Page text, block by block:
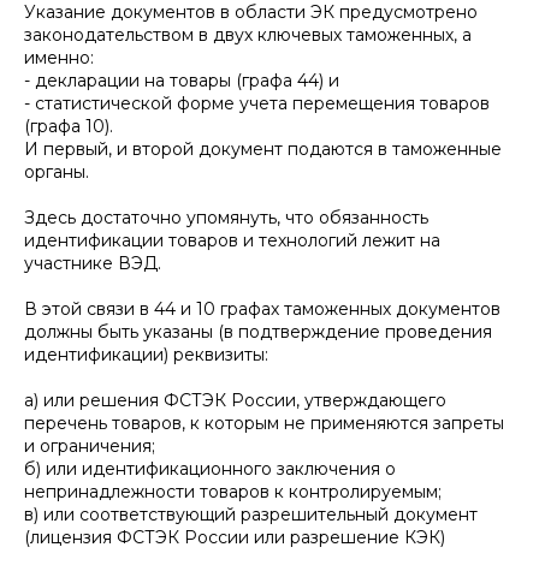
Указание документов в области ЭК предусмотрено
законодательством в двух ключевых таможенных, а
именно:
- декларации на товары (графа 44) и
- статистической форме учета перемещения товаров
(графа 10).
И первый, и второй документ подаются в таможенные
органы.
Здесь достаточно упомянуть, что обязанность
идентификации товаров и технологий лежит на
участнике ВЭД.
В этой связи в 44 и 10 графах таможенных документов
должны быть указаны (в подтверждение проведения
идентификации) реквизиты:
а) или решения ФСТЭК России, утверждающего
перечень товаров, к которым не применяются запреты
и ограничения;
б) или идентификационного заключения о
непринадлежности товаров к контролируемым;
в) или соответствующий разрешительный документ
(лицензия ФСТЭК России или разрешение КЭК)